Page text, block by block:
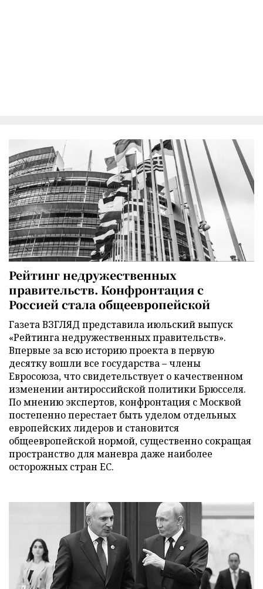
Рейтинг недружественных
правительств. Конфронтация с
Россией стала общеевропейской
Газета ВЗГЛЯД представила июльский выпуск
«Рейтинга недружественных правительств».
Впервые за всю историю проекта в первую
десятку вошли все государства – члены
Евросоюза, что свидетельствует о качественном
изменении антироссийской политики Брюсселя.
По мнению экспертов, конфронтация с Москвой
постепенно перестает быть уделом отдельных
европейских лидеров и становится
общеевропейской нормой, существенно сокращая
пространство для маневра даже наиболее
осторожных стран ЕС.